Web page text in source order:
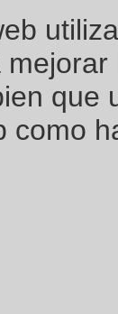
que
como